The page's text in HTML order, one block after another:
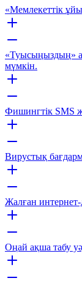
«Мемлекеттік
«Туысыңыздың»
мүмкін.
Фишингтік SMS
Вирустық
Жалған
Оңай ақша табу